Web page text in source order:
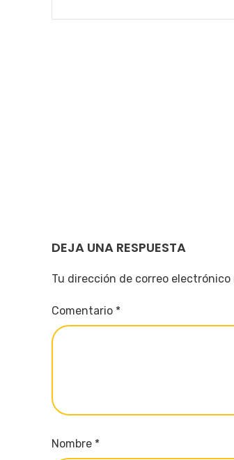
DEJA UNA RESPUESTA
Tu dirección de correo electrónico
Comentario *
Nombre *